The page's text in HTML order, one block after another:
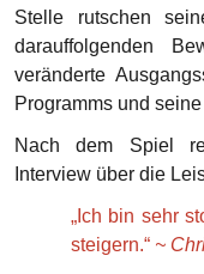
Stelle rutschen
darauffolgenden
veränderte
Programms und
Nach dem Spiel
Interview über die
„Ich bin sehr
steigern.“ ~